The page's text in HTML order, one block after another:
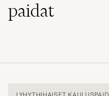
paidat
LYHYTHIHAISET